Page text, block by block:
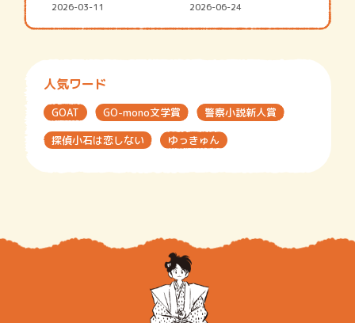
2026-03-11 2026-06-24
人気ワード
GOAT GO-mono文学賞
警察小説新人賞
探偵小石は恋しない
ゆっきゅん